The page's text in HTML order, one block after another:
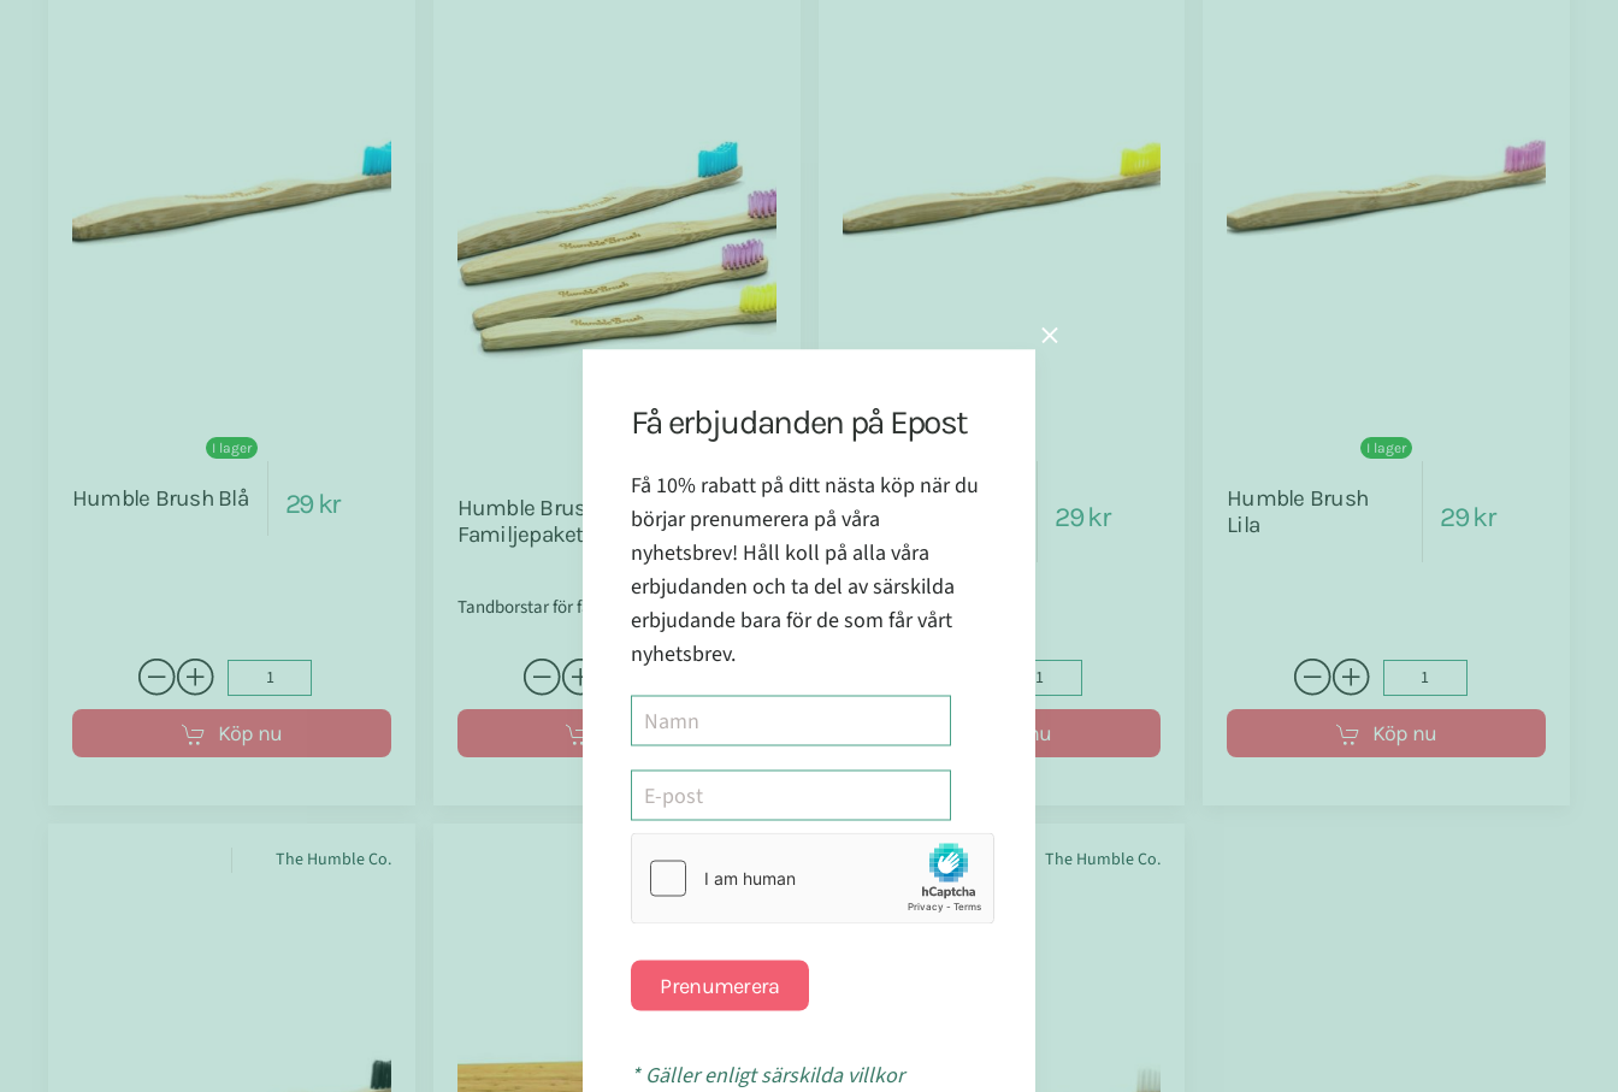
I lager
Humble Brush Blå 29 kr
Köp nu
Humble Brush
Familjepaket
124 kr
116 kr
Tandborstar för familjen
Köp nu
Humble Brush
Gul
29 kr
Köp nu
I lager
Humble Brush
Lila
29 kr
Köp nu
The Humble Co. The Humble Co. The Humble Co.
Få erbjudanden på Epost
Få 10% rabatt på ditt nästa köp när du
börjar prenumerera på våra
nyhetsbrev! Håll koll på alla våra
erbjudanden och ta del av särskilda
erbjudande bara för de som får vårt
nyhetsbrev.
Prenumerera
* Gäller enligt särskilda villkor